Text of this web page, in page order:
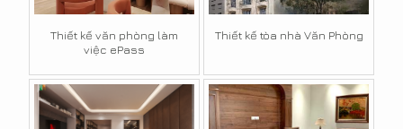
Thiết kế văn phòng làm
việc ePass
Thiết kế tòa nhà Văn Phòng